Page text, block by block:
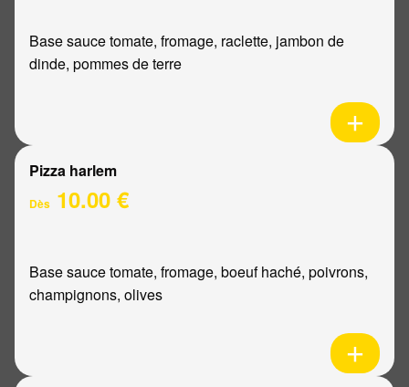
Base sauce tomate, fromage, raclette, jambon de
dinde, pommes de terre
Pizza harlem
Dès 10.00 €
Base sauce tomate, fromage, boeuf haché, poivrons,
champignons, olives